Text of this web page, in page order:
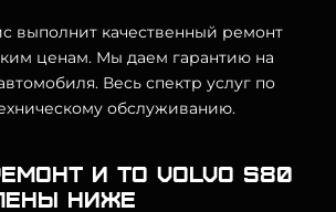
выполнит качественный ремонт
ценам. Мы даем гарантию на
Весь спектр услуг по
обслуживанию.
и ТО Volvo S80
ниже